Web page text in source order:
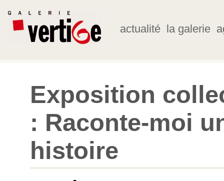
actualité la galerie
Exposition
: Raconte-moi
histoire